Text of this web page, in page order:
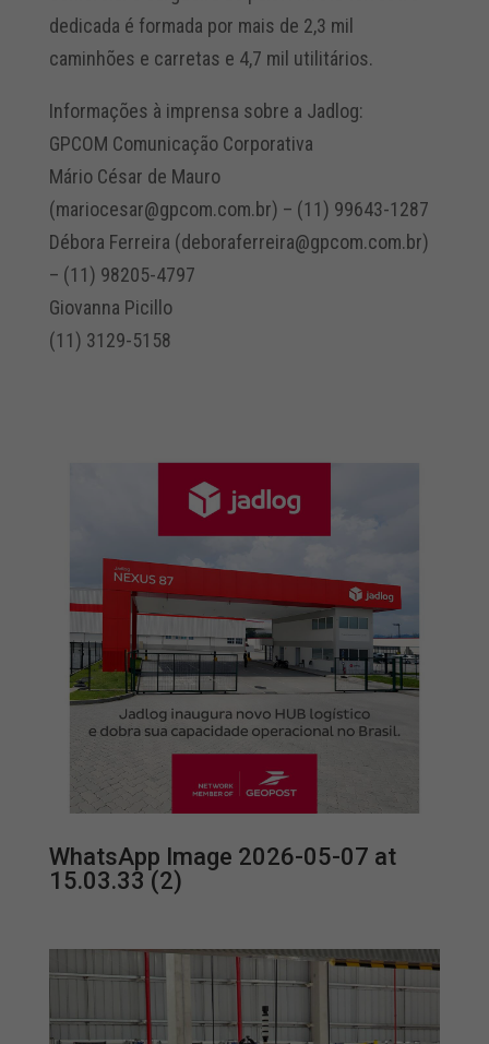
dedicada é formada por mais de 2,3 mil
caminhões e carretas e 4,7 mil utilitários.
Informações à imprensa sobre a Jadlog:
GPCOM Comunicação Corporativa
Mário César de Mauro
(mariocesar@gpcom.com.br) – (11) 99643-1287
Débora Ferreira (deboraferreira@gpcom.com.br)
– (11) 98205-4797
Giovanna Picillo
(11) 3129-5158
WhatsApp Image 2026-05-07 at
15.03.33 (2)